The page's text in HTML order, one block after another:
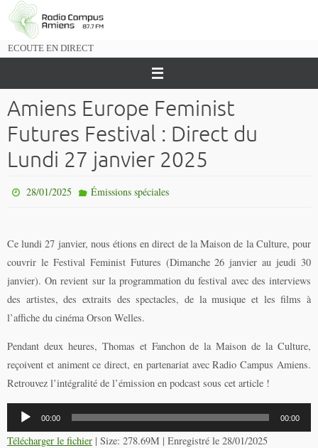
Passer
vers
ECOUTE EN DIRECT
Amiens Europe Feminist
Futures Festival : Direct du
Lundi 27 janvier 2025
28/01/2025 Émissions spéciales
Ce lundi 27 janvier, nous étions en direct de la Maison de la Culture, pour
couvrir le Festival Feminist Futures (Dimanche 26 janvier au jeudi 30
janvier). On revient sur la programmation du festival avec des interviews
des artistes, des extraits des spectacles, de la musique et les films à
l’affiche du cinéma Orson Welles.
Pendant deux heures, Thomas et Fanchon de la Maison de la Culture,
reçoivent et animent ce direct, en partenariat avec Radio Campus Amiens.
Retrouvez l’intégralité de l’émission en podcast sous cet article !
Lecteur
audio
00:00 00:00
Télécharger le fichier | Size: 278.69M | Enregistré le 28/01/2025